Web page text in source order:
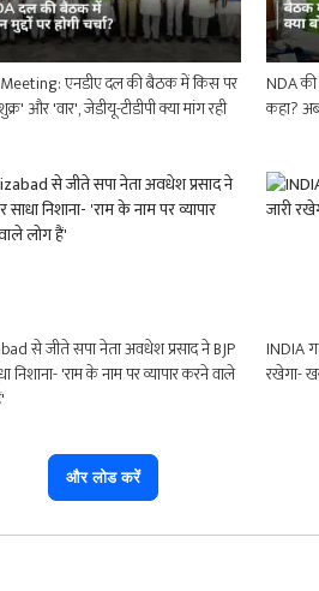
एनडीए दल की बैठक में किस पर
और 'वार', जेडीयू-टीडीपी क्या मांग रही
NDA
कहा?
से जीते सपा नेता अवधेश प्रसाद ने BJP
निशाना- 'राम के नाम पर व्यापार करने वाले
INDIA
रखेगा-
और लोड करें